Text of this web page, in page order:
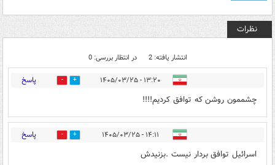
نظرات
انتشار یافته: 2 در انتظار بررسی: 0
۱۳:۲۰ - ۱۴۰۵/۰۳/۲۵ 2 پاسخ
چشممون روشن که توافق کردیم!!!!
۱۴:۱۱ - ۱۴۰۵/۰۳/۲۵ 2 پاسخ
اسرائیل توافق بردار نیست .بزنیدش